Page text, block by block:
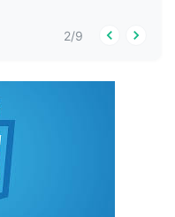
2/9